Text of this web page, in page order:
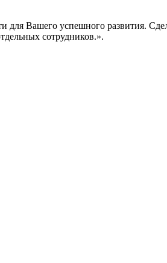
Вашего успешного развития.
сотрудников.».